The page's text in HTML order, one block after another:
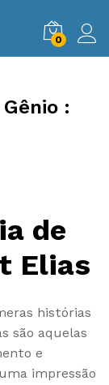
0
:
de
Elias
histórias
são aquelas
e
impressão